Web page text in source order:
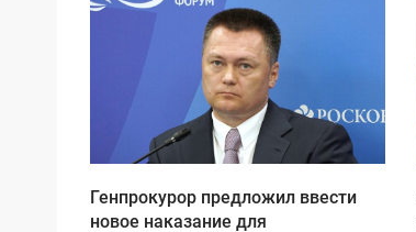
Генпрокурор предложил ввести
новое наказание для